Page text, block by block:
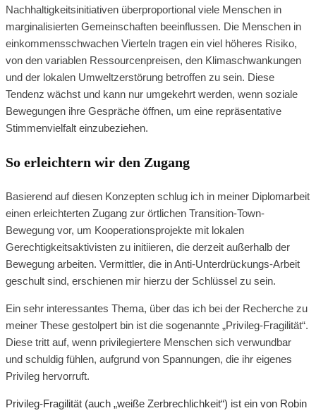
Nachhaltigkeitsinitiativen überproportional viele Menschen in
marginalisierten Gemeinschaften beeinflussen. Die Menschen in
einkommensschwachen Vierteln tragen ein viel höheres Risiko,
von den variablen Ressourcenpreisen, den Klimaschwankungen
und der lokalen Umweltzerstörung betroffen zu sein. Diese
Tendenz wächst und kann nur umgekehrt werden, wenn soziale
Bewegungen ihre Gespräche öffnen, um eine repräsentative
Stimmenvielfalt einzubeziehen.
So erleichtern wir den Zugang
Basierend auf diesen Konzepten schlug ich in meiner Diplomarbeit
einen erleichterten Zugang zur örtlichen Transition-Town-
Bewegung vor, um Kooperationsprojekte mit lokalen
Gerechtigkeitsaktivisten zu initiieren, die derzeit außerhalb der
Bewegung arbeiten. Vermittler, die in Anti-Unterdrückungs-Arbeit
geschult sind, erschienen mir hierzu der Schlüssel zu sein.
Ein sehr interessantes Thema, über das ich bei der Recherche zu
meiner These gestolpert bin ist die sogenannte „Privileg-Fragilität“.
Diese tritt auf, wenn privilegiertere Menschen sich verwundbar
und schuldig fühlen, aufgrund von Spannungen, die ihr eigenes
Privileg hervorruft.
Privileg-Fragilität (auch „weiße Zerbrechlichkeit“) ist ein von Robin